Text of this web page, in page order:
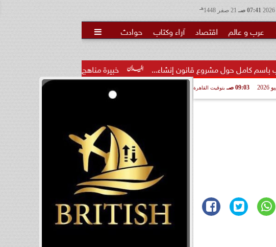
07:41 صـ هـ
عرب و عالم اقتصاد آراء وكتاب حوادث 
خبيرة مناهج: حداثة تخرج المعلمين الجدد لا تكفي.. مشروع قانون إنشاء...
09:03 صـ بتوقيت القاهرة